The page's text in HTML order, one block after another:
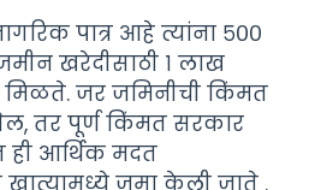
पात्र आहे त्यांना ५००
खरेदीसाठी १ लाख
मिळते. जर जमिनीची किंमत
तर पूर्ण किंमत सरकार
ही आर्थिक मदत
खात्यामध्ये जमा केली जाते .